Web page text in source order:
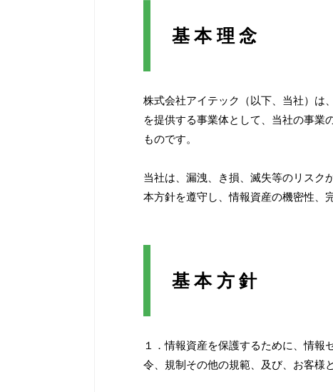
基本理念
株式会社アイテック（以下、当社）は
を提供する事業体として、当社の事業
ものです。
当社は、漏洩、き損、滅失等のリスク
本方針を遵守し、情報資産の機密性、
基本方針
１．情報資産を保護するために、情
令、規制その他の規範、及び、お客様